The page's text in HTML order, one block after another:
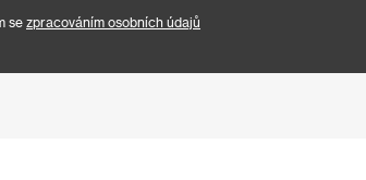
se zpracováním osobních údajů